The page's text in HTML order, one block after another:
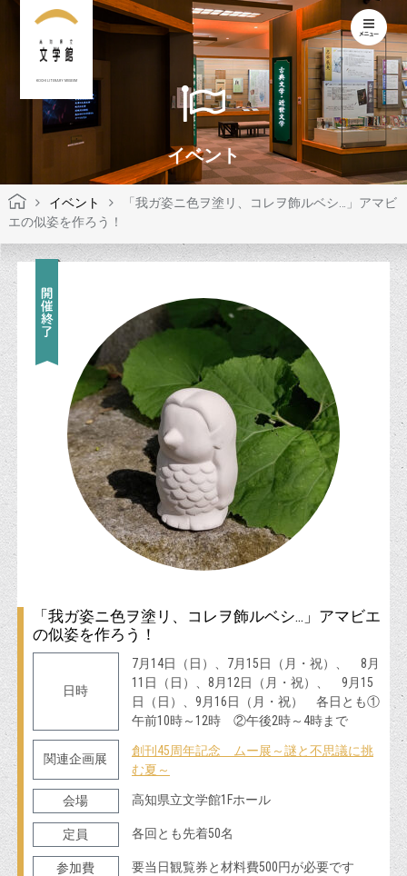
KOCHI LITERARY MUSEUM
イベント
イベント
「我ガ姿ニ色ヲ塗リ、コレヲ飾ルベシ…」アマビ
エの似姿を作ろう！
「我ガ姿ニ色ヲ塗リ、コレヲ飾ルベシ…」アマビエ
の似姿を作ろう！
日時
7月14日（日）、7月15日（月・祝）、 8月
11日（日）、8月12日（月・祝）、 9月15
日（日）、9月16日（月・祝） 各日とも①
午前10時～12時 ②午後2時～4時まで
関連企画展
創刊45周年記念 ムー展～謎と不思議に挑
む夏～
会場 高知県立文学館1Fホール
定員 各回とも先着50名
参加費 要当日観覧券と材料費500円が必要です